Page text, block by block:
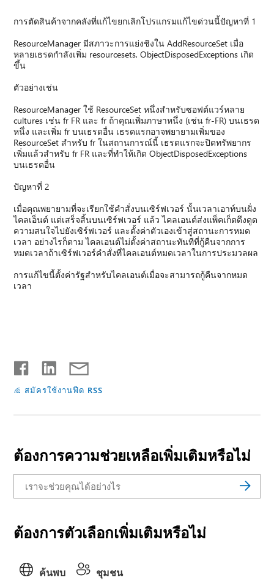
การตัดสินค้าจากคลังที่แก้ไขยกเลิกโปรแกรมแก้ไขด่วนนี้ปัญหาที่ 1
ResourceManager มีสภาวะการแย่งชิงใน AddResourceSet เมื่อ
หลายเธรดกำลังเพิ่ม resourcesets, ObjectDisposedExceptions เกิด
ขึ้น
ตัวอย่างเช่น
ResourceManager ใช้ ResourceSet หนึ่งสำหรับซอฟต์แวร์หลาย
cultures เช่น fr FR และ fr ถ้าคุณเพิ่มภาษาหนึ่ง (เช่น fr-FR) บนเธรด
หนึ่ง และเพิ่ม fr บนเธรดอื่น เธรดแรกอาจพยายามเพิ่มของ
ResourceSet สำหรับ fr ในสถานการณ์นี้ เธรดแรกจะปิดทรัพยากร
เพิ่มแล้วสำหรับ fr FR และที่ทำให้เกิด ObjectDisposedExceptions
บนเธรดอื่น
ปัญหาที่ 2
เมื่อคุณพยายามที่จะเรียกใช้คำสั่งบนเซิร์ฟเวอร์ นั้นเวลาเอาท์บนฝั่ง
ไคลเอ็นต์ แต่เสร็จสิ้นบนเซิร์ฟเวอร์ แล้ว ไคลเอนต์ส่งแพ็คเก็ตดึงดูด
ความสนใจไปยังเซิร์ฟเวอร์ และตั้งค่าตัวเองเข้าสู่สถานะการหมด
เวลา อย่างไรก็ตาม ไคลเอนต์ไม่ตั้งค่าสถานะทันทีที่กู้คืนจากการ
หมดเวลาถ้าเซิร์ฟเวอร์คำสั่งที่ไคลเอนต์หมดเวลาในการประมวลผล
การแก้ไขนี้ตั้งค่ารัฐสำหรับไคลเอนต์เมื่อจะสามารถกู้คืนจากหมด
เวลา
สมัครใช้งานฟีด RSS
ต้องการความช่วยเหลือเพิ่มเติมหรือไม่
ต้องการตัวเลือกเพิ่มเติมหรือไม่
ค้นพบ ชุมชน